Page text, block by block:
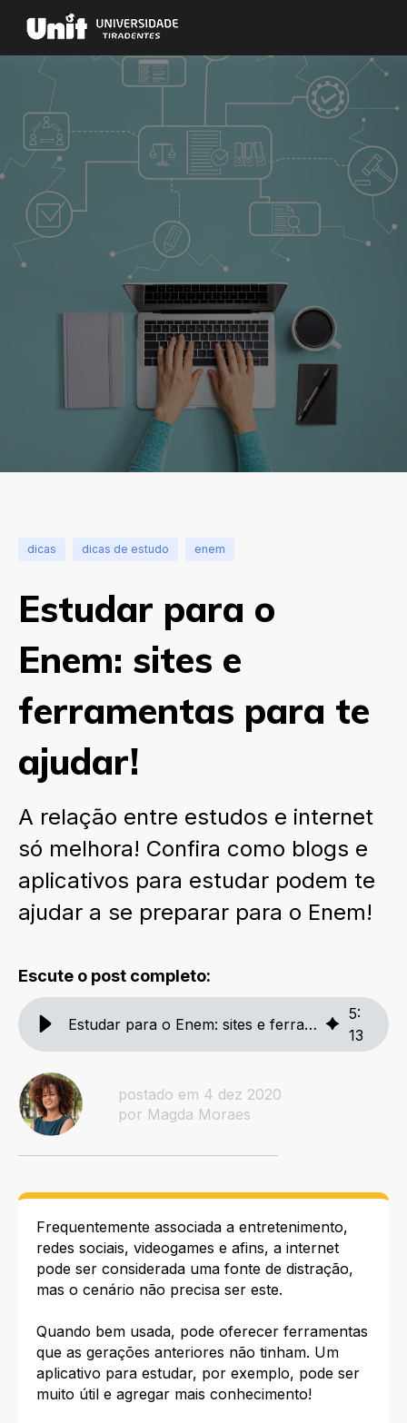
dicas dicas de estudo enem
Estudar para o
Enem: sites e
ferramentas para te
ajudar!
A relação entre estudos e internet
só melhora! Confira como blogs e
aplicativos para estudar podem te
ajudar a se preparar para o Enem!
Escute o post completo:
Estudar para o Enem: sites e ferramentas para te ajudar!
5:
13
postado em 4 dez 2020
por Magda Moraes
Frequentemente associada a entretenimento,
redes sociais, videogames e afins, a internet
pode ser considerada uma fonte de distração,
mas o cenário não precisa ser este.
Quando bem usada, pode oferecer ferramentas
que as gerações anteriores não tinham. Um
aplicativo para estudar, por exemplo, pode ser
muito útil e agregar mais conhecimento!